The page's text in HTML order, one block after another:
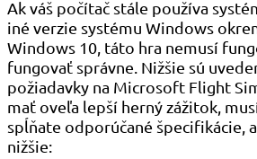
Ak váš počítač stále používa
iné verzie systému Windows
Windows 10, táto hra nemusí
fungovať správne. Nižšie sú
požiadavky na Microsoft Flight
mať oveľa lepší herný zážitok,
spĺňate odporúčané špecifikácie,
nižšie: